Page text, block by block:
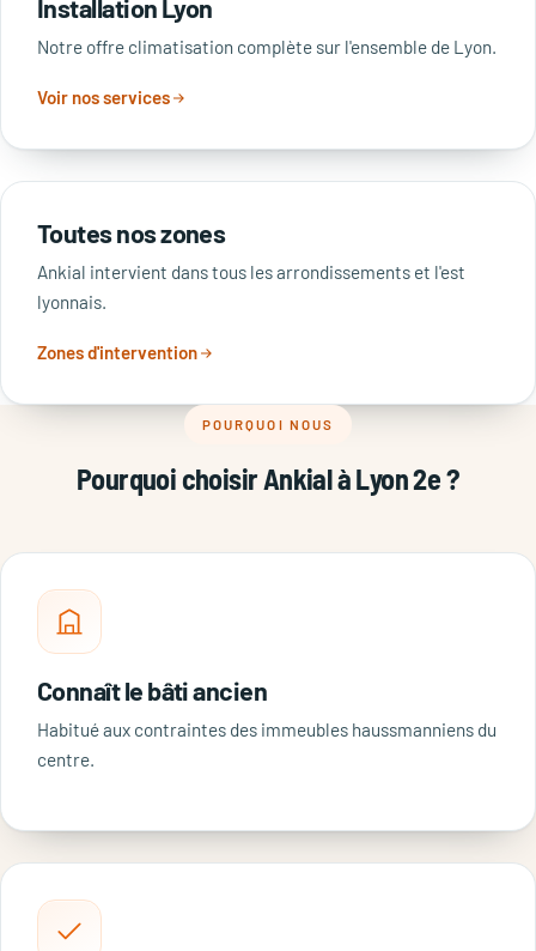
Installation Lyon
Notre offre climatisation complète sur l'ensemble de Lyon.
Voir nos services
Toutes nos zones
Ankial intervient dans tous les arrondissements et l'est
lyonnais.
Zones d'intervention
POURQUOI NOUS
Pourquoi choisir Ankial à Lyon 2e ?
Connaît le bâti ancien
Habitué aux contraintes des immeubles haussmanniens du
centre.